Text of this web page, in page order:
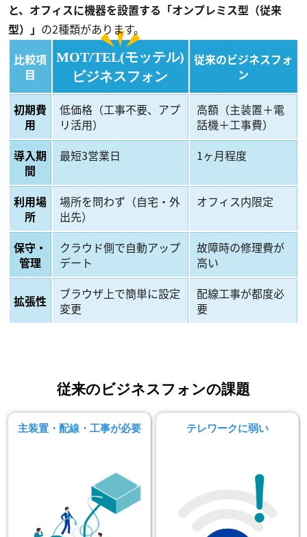
と、オフィスに機器を設置する「オンプレミス型（従来
型）」 の2種類があります。
比較項
目
MOT/TEL(モッテル)
ビジネスフォン
従来のビジネスフォ
ン
初期費
用
低価格（工事不要、アプ
リ活用）
高額（主装置＋電
話機＋工事費）
導入期
間
最短3営業日 1ヶ月程度
利用場
所
場所を問わず（自宅・外
出先）
オフィス内限定
保守・
管理
クラウド側で自動アップ
デート
故障時の修理費が
高い
拡張性
ブラウザ上で簡単に設定
変更
配線工事が都度必
要
従来のビジネスフォンの課題
主装置・配線・工事が必要 テレワークに弱い